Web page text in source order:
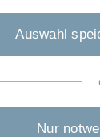
vergleichbares.
Auswahl
Nur